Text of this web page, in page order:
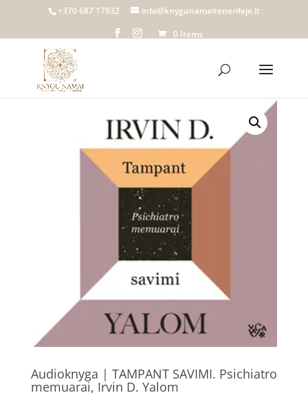
+370 687 17932
info@knygunamaitenerifeje.lt
0 Items
Home/Knygų namai Tenerifeje
Dalykinė literatūra
/ Audioknyga | TAMPANT SAVIMI.
Psichiatro memuarai, Irvin D. Yalom
Audioknyga | TAMPANT SAVIMI. Psichiatro
memuarai, Irvin D. Yalom